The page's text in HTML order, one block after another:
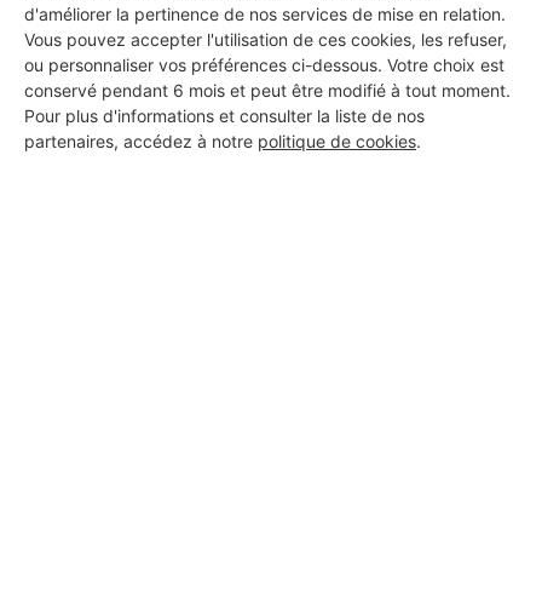
d'améliorer la pertinence de nos services de mise en relation.
Vous pouvez accepter l'utilisation de ces cookies, les refuser,
ou personnaliser vos préférences ci-dessous. Votre choix est
conservé pendant 6 mois et peut être modifié à tout moment.
Pour plus d'informations et consulter la liste de nos
partenaires, accédez à notre politique de cookies.